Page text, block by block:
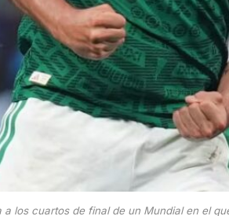
los cuartos de final de un Mundial en el